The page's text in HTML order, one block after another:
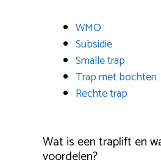
WMO
Subsidie
Smalle trap
Trap met bochten
Rechte trap
Wat is een traplift en
voordelen?